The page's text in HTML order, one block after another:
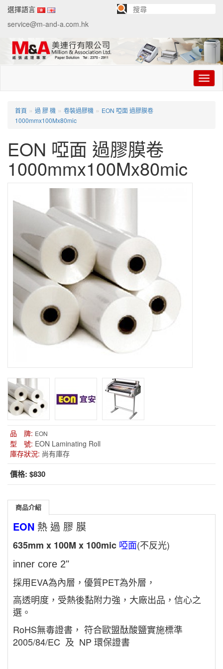
選擇語言
service@m-and-a.com.hk
切
换
首頁 » 過 膠 機 » 卷裝過膠機 » EON 啞面 過膠膜卷
1000mmx100Mx80mic
EON 啞面 過膠膜卷
1000mmx100Mx80mic
品 牌: EON
型 號: EON Laminating Roll
庫存狀況: 尚有庫存
價格: $830
商品介紹
EON 熱 過 膠 膜
635mm x 100M x 100mic 啞面(不反光)
inner core 2"
採用EVA為內層，優質PET為外層，
高透明度，受熱後黏附力強，大廠出品，信心之
選。
RoHS無毒證書， 符合歐盟酞酸鹽實施標準
2005/84/EC 及 NP 環保證書